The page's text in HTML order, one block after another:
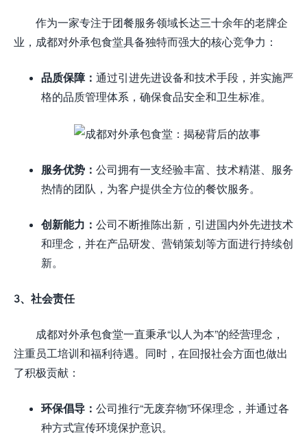
作为一家专注于团餐服务领域长达三十余年的老牌企
业，成都对外承包食堂具备独特而强大的核心竞争力：
品质保障： 通过引进先进设备和技术手段，并实施严
格的品质管理体系，确保食品安全和卫生标准。
服务优势： 公司拥有一支经验丰富、技术精湛、服务
热情的团队，为客户提供全方位的餐饮服务。
创新能力： 公司不断推陈出新，引进国内外先进技术
和理念，并在产品研发、营销策划等方面进行持续创
新。
3、社会责任
成都对外承包食堂一直秉承“以人为本”的经营理念，
注重员工培训和福利待遇。同时，在回报社会方面也做出
了积极贡献：
环保倡导： 公司推行“无废弃物”环保理念，并通过各
种方式宣传环境保护意识。